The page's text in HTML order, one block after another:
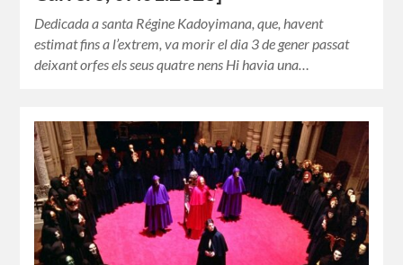
Dedicada a santa Régine Kadoyimana, que, havent
estimat fins a l’extrem, va morir el dia 3 de gener passat
deixant orfes els seus quatre nens Hi havia una…